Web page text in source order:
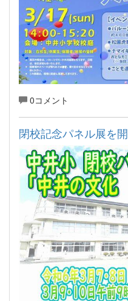
0コメント
閉校記念パネル展を